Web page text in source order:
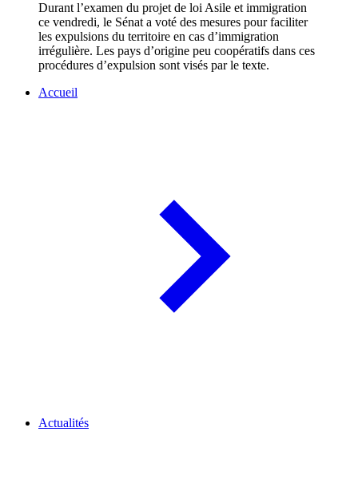
Durant l’examen du projet de loi Asile et immigration
ce vendredi, le Sénat a voté des mesures pour faciliter
les expulsions du territoire en cas d’immigration
irrégulière. Les pays d’origine peu coopératifs dans ces
procédures d’expulsion sont visés par le texte.
Accueil
Actualités